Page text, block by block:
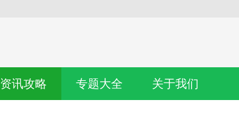
资讯攻略 专题大全 关于我们